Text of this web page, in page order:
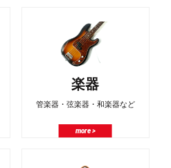
楽器
管楽器・弦楽器・和楽器など
more >